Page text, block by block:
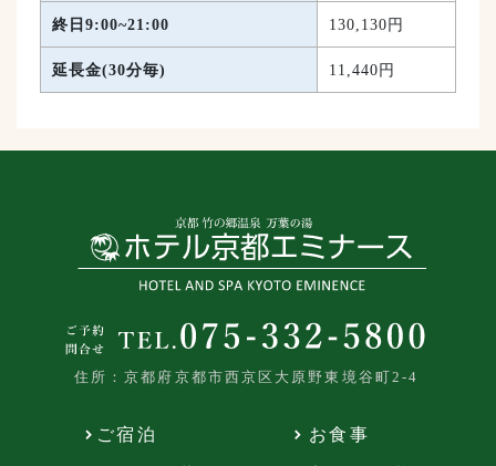
終日9:00~21:00 130,130円
延長金(30分毎) 11,440円
住所：京都府京都市西京区大原野東境谷町2-4
ご宿泊 お食事